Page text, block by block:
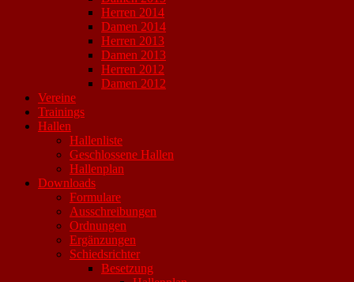
Herren 2014
Damen 2014
Herren 2013
Damen 2013
Herren 2012
Damen 2012
Vereine
Trainings
Hallen
Hallenliste
Geschlossene Hallen
Hallenplan
Downloads
Formulare
Ausschreibungen
Ordnungen
Ergänzungen
Schiedsrichter
Besetzung